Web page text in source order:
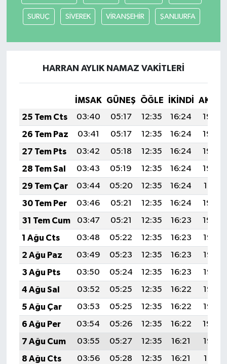
SURUÇ SİVEREK VİRANŞEHİR ŞANLIURFA
HARRAN AYLIK NAMAZ VAKITLERI
İMSAK GÜNEŞ ÖĞLE İKINDI
25 Tem Cts
03:40 05:17 12:35 16:24
19:44
26 Tem Paz
03:41 05:17 12:35 16:24
19:44
27 Tem Pts
03:42 05:18 12:35 16:24
19:43
28 Tem Sal
03:43 05:19 12:35 16:24
19:42
29 Tem Çar
03:44 05:20 12:35 16:24
19:41
30 Tem Per
03:46 05:21 12:35 16:24
19:40
31 Tem Cum
03:47 05:21 12:35 16:23
19:39
1 Ağu Cts
03:48 05:22 12:35 16:23
19:38
2 Ağu Paz
03:49 05:23 12:35 16:23
19:38
3 Ağu Pts
03:50 05:24 12:35 16:23
19:37
4 Ağu Sal
03:52 05:25 12:35 16:22
19:36
5 Ağu Çar
03:53 05:25 12:35 16:22
19:35
6 Ağu Per
03:54 05:26 12:35 16:22
19:34
7 Ağu Cum
03:55 05:27 12:35 16:21
19:32
8 Ağu Cts
03:56 05:28 12:35 16:21
19:31